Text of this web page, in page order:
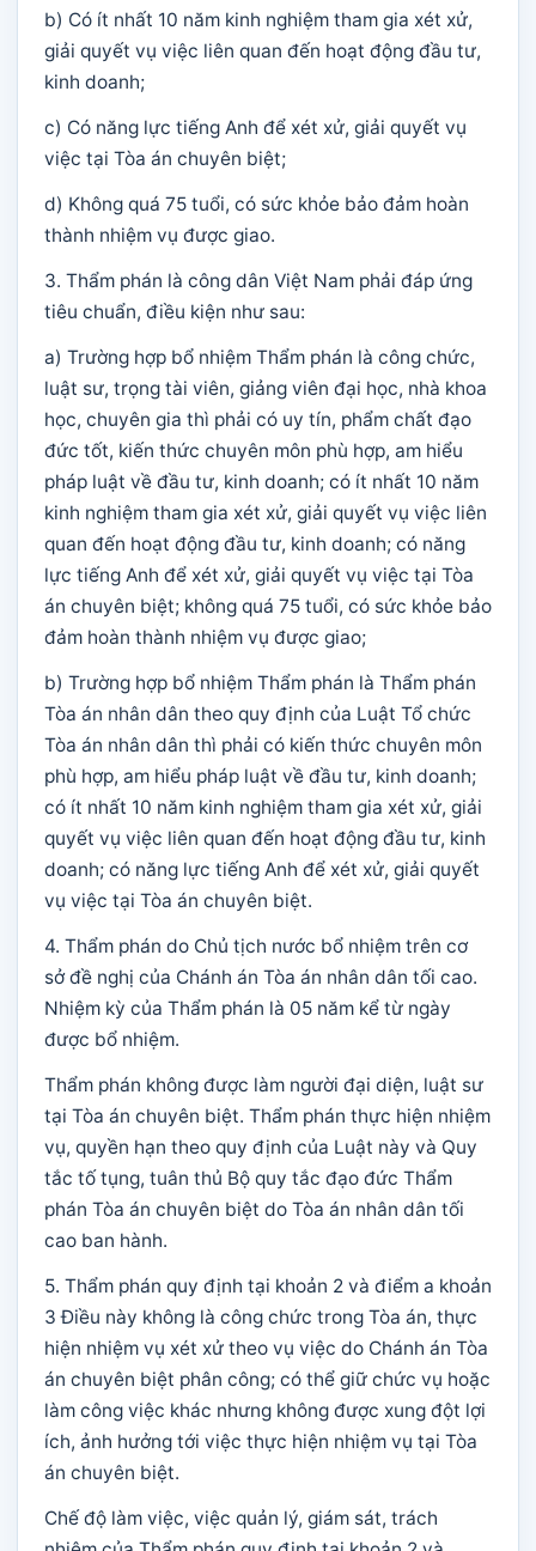
b) Có ít nhất 10 năm kinh nghiệm tham gia xét xử,
giải quyết vụ việc liên quan đến hoạt động đầu tư,
kinh doanh;
c) Có năng lực tiếng Anh để xét xử, giải quyết vụ
việc tại Tòa án chuyên biệt;
d) Không quá 75 tuổi, có sức khỏe bảo đảm hoàn
thành nhiệm vụ được giao.
3. Thẩm phán là công dân Việt Nam phải đáp ứng
tiêu chuẩn, điều kiện như sau:
a) Trường hợp bổ nhiệm Thẩm phán là công chức,
luật sư, trọng tài viên, giảng viên đại học, nhà khoa
học, chuyên gia thì phải có uy tín, phẩm chất đạo
đức tốt, kiến thức chuyên môn phù hợp, am hiểu
pháp luật về đầu tư, kinh doanh; có ít nhất 10 năm
kinh nghiệm tham gia xét xử, giải quyết vụ việc liên
quan đến hoạt động đầu tư, kinh doanh; có năng
lực tiếng Anh để xét xử, giải quyết vụ việc tại Tòa
án chuyên biệt; không quá 75 tuổi, có sức khỏe bảo
đảm hoàn thành nhiệm vụ được giao;
b) Trường hợp bổ nhiệm Thẩm phán là Thẩm phán
Tòa án nhân dân theo quy định của Luật Tổ chức
Tòa án nhân dân thì phải có kiến thức chuyên môn
phù hợp, am hiểu pháp luật về đầu tư, kinh doanh;
có ít nhất 10 năm kinh nghiệm tham gia xét xử, giải
quyết vụ việc liên quan đến hoạt động đầu tư, kinh
doanh; có năng lực tiếng Anh để xét xử, giải quyết
vụ việc tại Tòa án chuyên biệt.
4. Thẩm phán do Chủ tịch nước bổ nhiệm trên cơ
sở đề nghị của Chánh án Tòa án nhân dân tối cao.
Nhiệm kỳ của Thẩm phán là 05 năm kể từ ngày
được bổ nhiệm.
Thẩm phán không được làm người đại diện, luật sư
tại Tòa án chuyên biệt. Thẩm phán thực hiện nhiệm
vụ, quyền hạn theo quy định của Luật này và Quy
tắc tố tụng, tuân thủ Bộ quy tắc đạo đức Thẩm
phán Tòa án chuyên biệt do Tòa án nhân dân tối
cao ban hành.
5. Thẩm phán quy định tại khoản 2 và điểm a khoản
3 Điều này không là công chức trong Tòa án, thực
hiện nhiệm vụ xét xử theo vụ việc do Chánh án Tòa
án chuyên biệt phân công; có thể giữ chức vụ hoặc
làm công việc khác nhưng không được xung đột lợi
ích, ảnh hưởng tới việc thực hiện nhiệm vụ tại Tòa
án chuyên biệt.
Chế độ làm việc, việc quản lý, giám sát, trách